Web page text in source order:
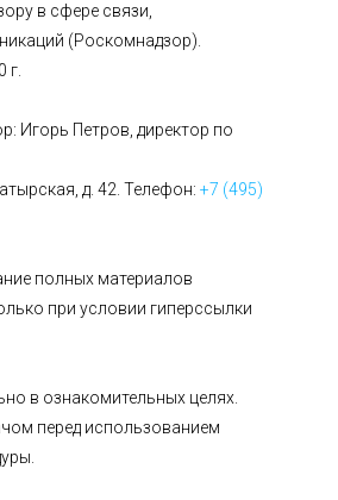
в сфере связи,
(Роскомнадзор).
г.
Игорь Петров, директор по
д. 42. Телефон: +7 (495)
полных материалов
при условии гиперссылки
в ознакомительных целях.
перед использованием